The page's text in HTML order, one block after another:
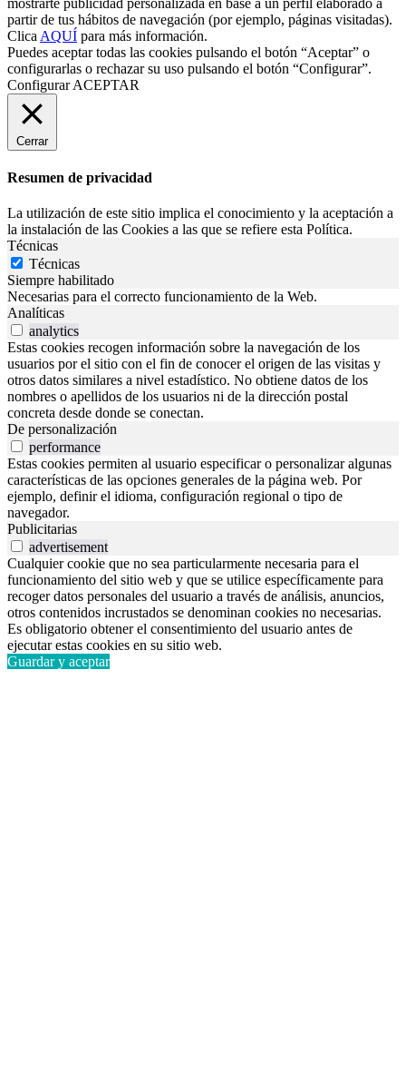
partir de tus hábitos de navegación (por ejemplo, páginas visitadas).
Clica AQUÍ para más información.
Puedes aceptar todas las cookies pulsando el botón “Aceptar” o
configurarlas o rechazar su uso pulsando el botón “Configurar”.
Configurar ACEPTAR
Cerrar
Resumen de privacidad
La utilización de este sitio implica el conocimiento y la aceptación a
la instalación de las Cookies a las que se refiere esta Política.
Técnicas
Técnicas
Siempre habilitado
Necesarias para el correcto funcionamiento de la Web.
Analíticas
analytics
Estas cookies recogen información sobre la navegación de los
usuarios por el sitio con el fin de conocer el origen de las visitas y
otros datos similares a nivel estadístico. No obtiene datos de los
nombres o apellidos de los usuarios ni de la dirección postal
concreta desde donde se conectan.
De personalización
performance
Estas cookies permiten al usuario especificar o personalizar algunas
características de las opciones generales de la página web. Por
ejemplo, definir el idioma, configuración regional o tipo de
navegador.
Publicitarias
advertisement
Cualquier cookie que no sea particularmente necesaria para el
funcionamiento del sitio web y que se utilice específicamente para
recoger datos personales del usuario a través de análisis, anuncios,
otros contenidos incrustados se denominan cookies no necesarias.
Es obligatorio obtener el consentimiento del usuario antes de
ejecutar estas cookies en su sitio web.
Guardar y aceptar